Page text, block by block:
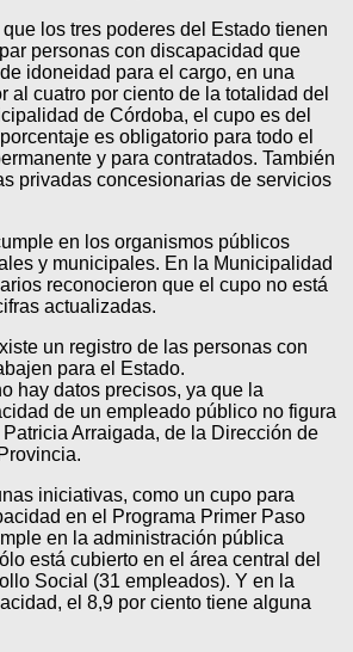
los tres poderes del Estado tienen
personas con discapacidad que
idoneidad para el cargo, en una
al cuatro por ciento de la totalidad del
de Córdoba, el cupo es del
es obligatorio para todo el
y para contratados. También
privadas concesionarias de servicios
en los organismos públicos
y municipales. En la Municipalidad
reconocieron que el cupo no está
actualizadas.
un registro de las personas con
para el Estado.
hay datos precisos, ya que la
de un empleado público no figura
Arraigada, de la Dirección de
iniciativas, como un cupo para
en el Programa Primer Paso
en la administración pública
está cubierto en el área central del
Social (31 empleados). Y en la
el 8,9 por ciento tiene alguna